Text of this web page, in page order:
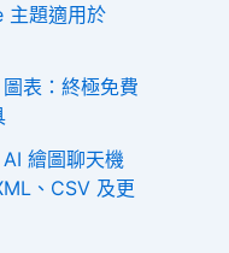
主題適用於
表：終極免費
繪圖聊天機
、CSV 及更